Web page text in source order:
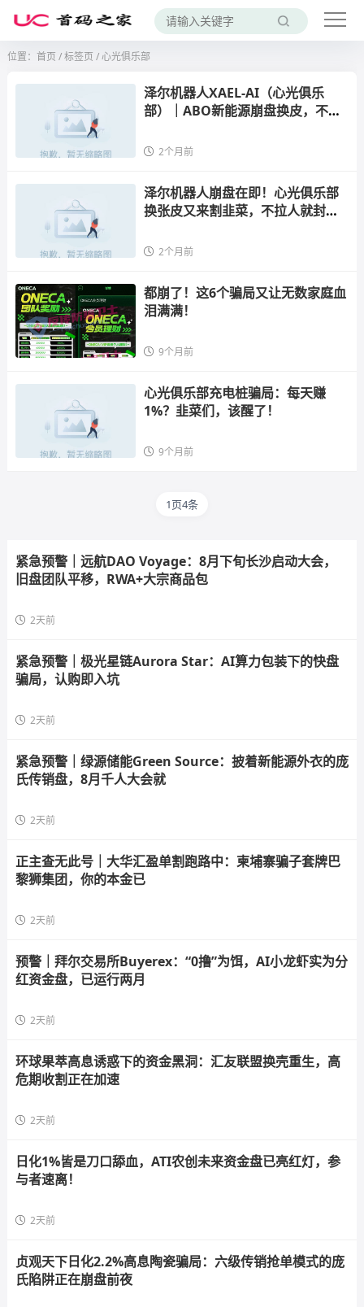
位置： 首页 /标签页 / 心光俱乐部
泽尔机器人XAEL-AI（心光俱乐
部）｜ABO新能源崩盘换皮，不靠
朋友圈都在帮操盘手凑跑路费
2个月前
泽尔机器人崩盘在即！心光俱乐部
换张皮又来割韭菜，不拉人就封
2个月前
都崩了！这6个骗局又让无数家庭血
泪满满！
9个月前
心光俱乐部充电桩骗局：每天赚
1%？韭菜们，该醒了！
9个月前
1页4条
紧急预警｜远航DAO Voyage：8月下旬长沙启动大会，
旧盘团队平移，RWA+大宗商品包
2天前
紧急预警｜极光星链Aurora Star：AI算力包装下的快盘
骗局，认购即入坑
2天前
紧急预警｜绿源储能Green Source：披着新能源外衣的庞
氏传销盘，8月千人大会就
2天前
正主查无此号｜大华汇盈单割跑路中：柬埔寨骗子套牌巴
黎狮集团，你的本金已
2天前
预警｜拜尔交易所Buyerex：“0撸”为饵，AI小龙虾实为分
红资金盘，已运行两月
2天前
环球果萃高息诱惑下的资金黑洞：汇友联盟换壳重生，高
危期收割正在加速
2天前
日化1%皆是刀口舔血，ATI农创未来资金盘已亮红灯，参
与者速离！
2天前
贞观天下日化2.2%高息陶瓷骗局：六级传销抢单模式的庞
氏陷阱正在崩盘前夜